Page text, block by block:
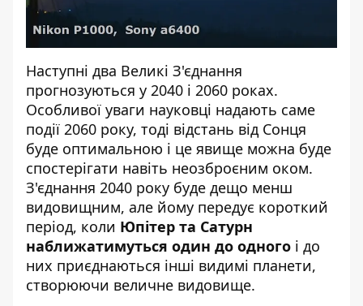
Наступні два Великі З'єднання
прогнозуються у 2040 і 2060 роках.
Особливої уваги науковці надають саме
події 2060 року, тоді відстань від Сонця
буде оптимальною і це явище можна буде
спостерігати навіть неозброєним оком.
З'єднання 2040 року буде дещо менш
видовищним, але йому передує короткий
період, коли Юпітер та Сатурн
наближатимуться один до одного і до
них приєднаються інші видимі планети,
створюючи величне видовище.